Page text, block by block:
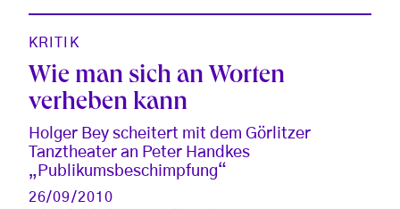
KRITIK
Wie man sich an Worten
verheben kann
Holger Bey scheitert mit dem Görlitzer
Tanztheater an Peter Handkes
„Publikumsbeschimpfung“
26/09/2010